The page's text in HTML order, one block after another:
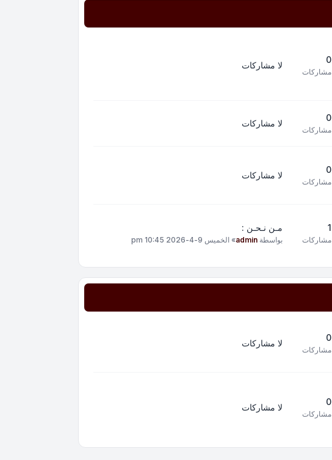
0
مشاركات
لا مشاركات
0
مشاركات
لا مشاركات
0
مشاركات
لا مشاركات
1
مشاركات
مـن نـحـن :
بواسطة admin
» الخميس 9-4-2026 10:45 pm
0
مشاركات
لا مشاركات
0
مشاركات
لا مشاركات